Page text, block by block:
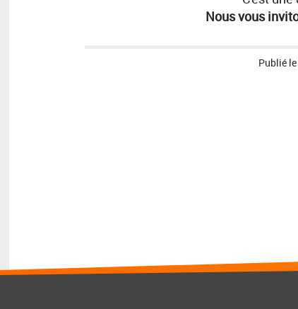
Nous vous
Publié le